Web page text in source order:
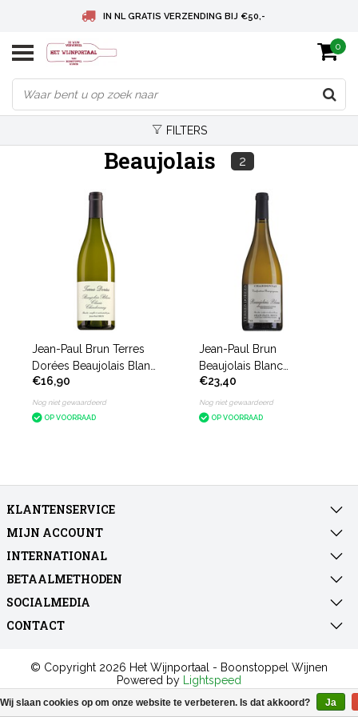
IN NL GRATIS VERZENDING BIJ €50,-
BELGIE GRATIS VERZENDING BIJ € 75
DEUTSCHLAND VERSANDKOSTENFREI AB € 75
0
FILTERS
Beaujolais 2
Jean-Paul Brun Terres
Dorées Beaujolais Blanc
Classic
€16,90
Nog niet gewaardeerd
OP VOORRAAD
Jean-Paul Brun
Beaujolais Blanc
Vinification
Bourguignonne
€23,40
Nog niet gewaardeerd
OP VOORRAAD
KLANTENSERVICE
MIJN ACCOUNT
INTERNATIONAL
BETAALMETHODEN
SOCIALMEDIA
CONTACT
© Copyright 2026 Het Wijnportaal - Boonstoppel Wijnen
Powered by
Lightspeed
All rights reserved byInStijl Media
Wij slaan cookies op om onze website te verbeteren. Is dat akkoord? Ja